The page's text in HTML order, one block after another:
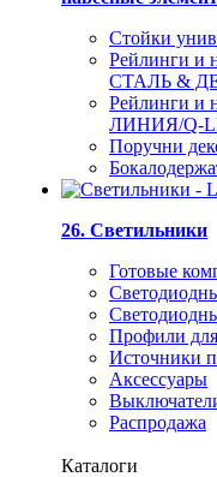
Стойки
Рейлинги и
СТАЛЬ &
Рейлинги и
ЛИНИЯ/Q-
Поручни
26. Светильники
Готовые
Профили
Источники
Аксессуары
Распродажа
Каталоги